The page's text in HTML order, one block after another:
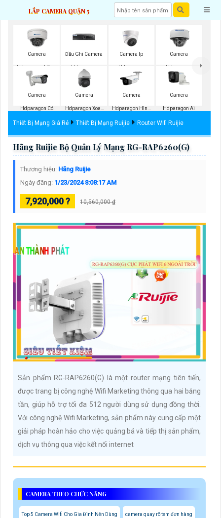
LẮP CAMERA QUẬN 5
Camera
Hdparagon Hồng
Ngoại
Đầu Ghi Camera
Hdparagon
Camera Ip
Hdparagon
Camera
Hdparagon
Starlight
Camera
Hdparagon Có
Màu Ban Đêm
Camera
Hdparagon Xoay
360 Độ
Camera
Hdparagon Hình
Ảnh 4K
Camera
Hdparagon Ai
Thiết Bị Mạng Giá Rẻ Thiết Bị Mạng Ruijie Router Wifi Ruijie
Hãng Ruijie Bộ Quản Lý Mạng RG-RAP6260(G)
Thương hiệu: Hãng Ruijie
Ngày đăng: 1/23/2024 8:08:17 AM
7,920,000 ? 10,560,000 ₫
Sản phẩm RG-RAP6260(G) là một router mạng tiên tiến,
được trang bị công nghệ Wifi Marketing thông qua hai băng
tần, giúp hỗ trợ tối đa 512 người dùng sử dụng đồng thời.
Với công nghệ Wifi Marketing, sản phẩm này cung cấp một
giải pháp hoàn hảo cho việc quảng bá và tiếp thị sản phẩm,
dịch vụ thông qua việc kết nối internet
CAMERA THEO CHỨC NĂNG
Top 5 Camera Wifi Cho Gia Đình Nên Dùng camera quay rõ tem đơn hàng